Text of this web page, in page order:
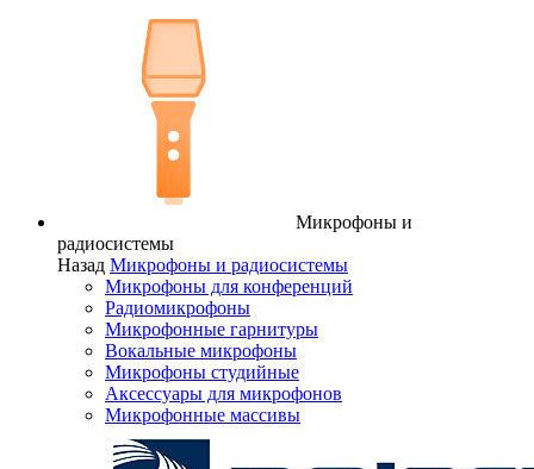
Микрофоны и
радиосистемы
Назад Микрофоны и радиосистемы
Микрофоны для конференций
Радиомикрофоны
Микрофонные гарнитуры
Вокальные микрофоны
Микрофоны студийные
Аксессуары для микрофонов
Микрофонные массивы